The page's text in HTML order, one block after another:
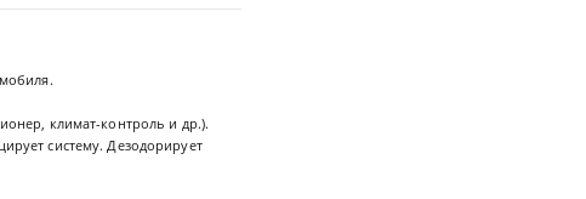
климат-контроль и др.).
систему. Дезодорирует